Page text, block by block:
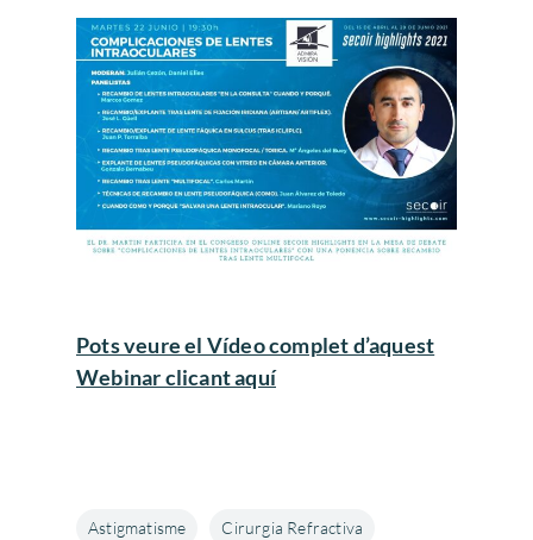
Pots veure el Vídeo complet d’aquest
Webinar clicant aquí
Astigmatisme Cirurgia Refractiva